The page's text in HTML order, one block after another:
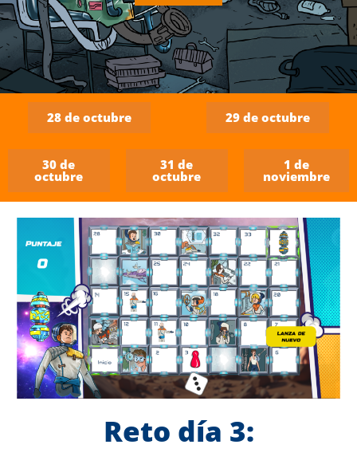
28 de octubre 29 de octubre
30 de
octubre
31 de
octubre
1 de
noviembre
Reto día 3: